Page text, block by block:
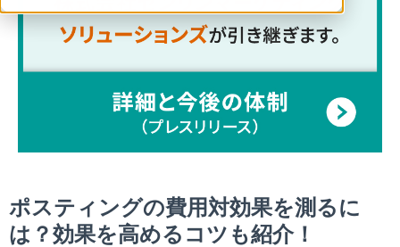
ポスティングの費用対効果を測るに
は？効果を高めるコツも紹介！